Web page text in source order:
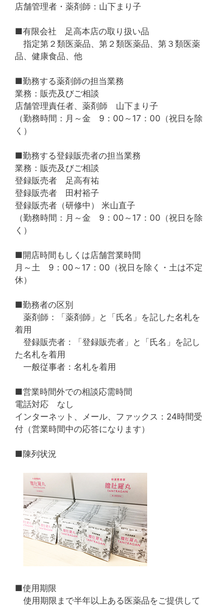
店舗管理者・薬剤師：山下まり子
■有限会社 足高本店の取り扱い品
指定第２類医薬品、第２類医薬品、第３類医薬
品、健康食品、他
■勤務する薬剤師の担当業務
業務：販売及びご相談
店舗管理責任者、薬剤師 山下まり子
（勤務時間：月～金 9：00～17：00（祝日を除
く）
■勤務する登録販売者の担当業務
業務：販売及びご相談
登録販売者 足高有祐
登録販売者 田村裕子
登録販売者（研修中） 米山直子
（勤務時間：月～金 9：00～17：00（祝日を除
く）
■開店時間もしくは店舗営業時間
月～土 9：00～17：00（祝日を除く・土は不定
休）
■勤務者の区別
薬剤師：「薬剤師」と「氏名」を記した名札を
着用
登録販売者：「登録販売者」と「氏名」を記し
た名札を着用
一般従事者：名札を着用
■営業時間外での相談応需時間
電話対応 なし
インターネット、メール、ファックス：24時間受
付（営業時間中の応答になります）
■陳列状況
■使用期限
使用期限まで半年以上ある医薬品をご提供して